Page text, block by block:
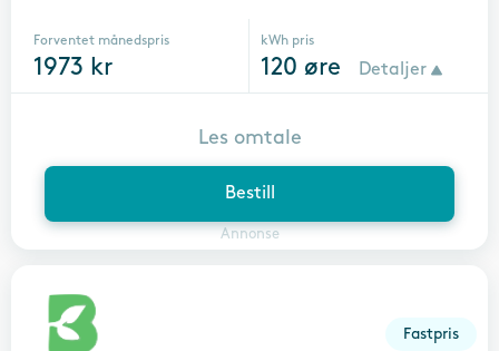
Forventet månedspris
1973 kr
kWh pris
120 øre Detaljer
Bestill
Annonse
Les omtale
Fastpris